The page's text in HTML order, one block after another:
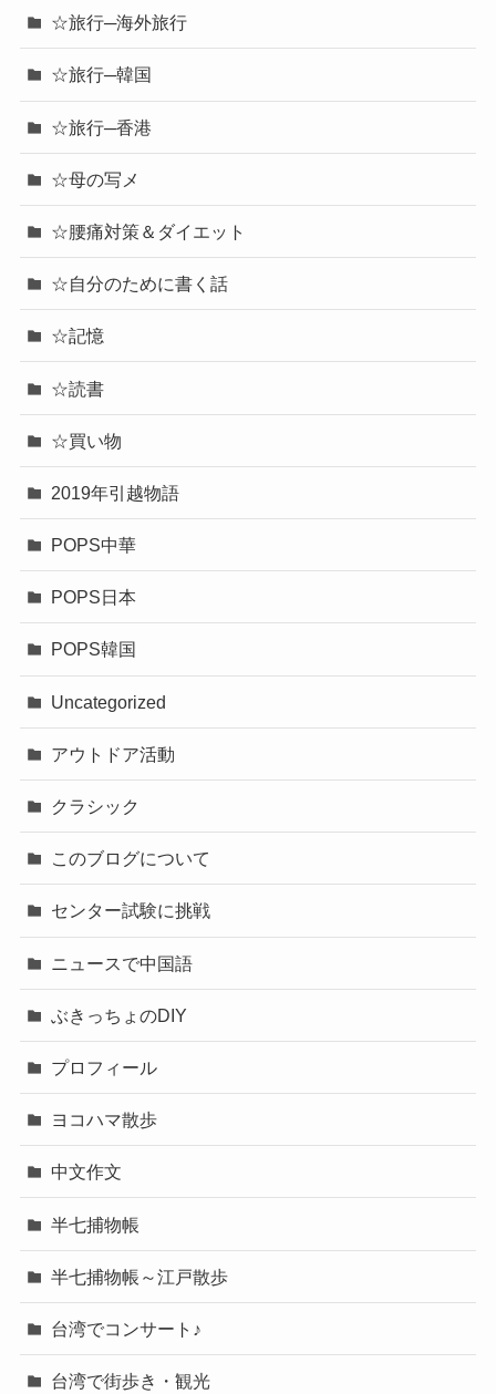
☆旅行─海外旅行
☆旅行─韓国
☆旅行─香港
☆母の写メ
☆腰痛対策＆ダイエット
☆自分のために書く話
☆記憶
☆読書
☆買い物
2019年引越物語
POPS中華
POPS日本
POPS韓国
Uncategorized
アウトドア活動
クラシック
このブログについて
センター試験に挑戦
ニュースで中国語
ぶきっちょのDIY
プロフィール
ヨコハマ散歩
中文作文
半七捕物帳
半七捕物帳～江戸散歩
台湾でコンサート♪
台湾で街歩き・観光